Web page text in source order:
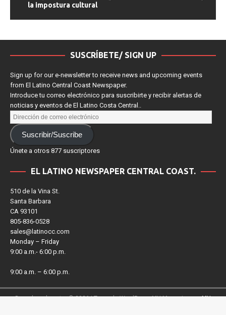
“Un poeta”: sátira amarga sobre el fracaso, el arte y
la impostura cultural
SUSCRÍBETE/ SIGN UP
Sign up for our e-newsletter to receive news and upcoming events
from El Latino Central Coast Newspaper.
Introduce tu correo electrónico para suscribirte y recibir alertas de
noticias y eventos de El Latino Costa Central..
Únete a otros 877 suscriptores
510 de la Vina St.
Santa Barbara
CA 93101
805-836-0528
sales@latinocc.com
Monday – Friday
9:00 a.m.- 6:00 p.m.
9:00 a.m. – 6:00 p.m.